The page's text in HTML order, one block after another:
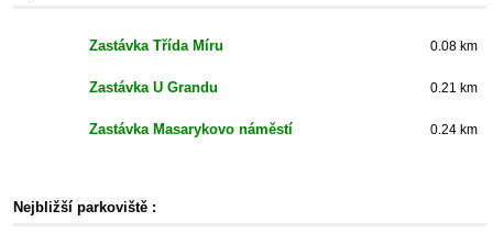
Zastávka Třída Míru 0.08 km
Zastávka U Grandu 0.21 km
Zastávka Masarykovo náměstí 0.24 km
Nejbližší parkoviště :